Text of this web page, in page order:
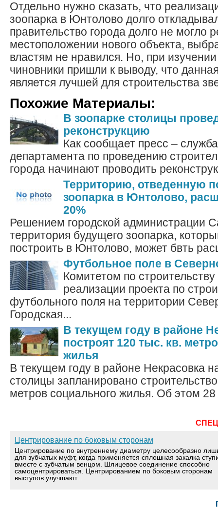
Отдельно нужно сказать, что
зоопарка в Юнтолово долго
правительство города долго не могло
местоположении нового объекта,
властям не нравился. Но, при
чиновники пришли к выводу, что
является лучшей для строительства
Похожие Материалы:
В зоопарке столицы
реконструкцию
Как сообщает пресс –
департамента по проведению
города начинают проводить
Территорию, отведенную
зоопарка в Юнтолово,
20%
Решением городской администрации
территория будущего зоопарка,
построить в Юнтолово, может бвть
Футбольное поле в
Комитетом по
реализации проекта по
футбольного поля на территории
Городская...
В текущем году в районе
построят 120 тыс. кв.
жилья
В текущем году в районе Некрасовка
столицы запланировано
метров социального жилья. Об этом
Центрирование по боковым сторонам
Центрирование по внутреннему диаметру целесообразно
для зубчатых муфт, когда применяется сплошная закалка
вместе с зубчатым венцом. Шлицевое соединение способно
самоцентрироваться. Центрированием по боковым сторонам
выступов улучшают...